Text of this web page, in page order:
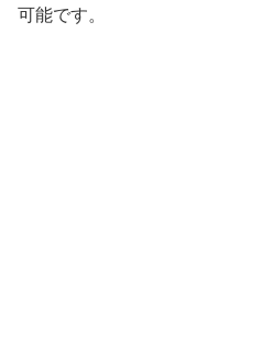
可能です。